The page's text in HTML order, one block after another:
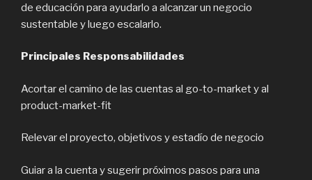
de educación para ayudarlo a alcanzar un negocio
sustentable y luego escalarlo.
Principales Responsabilidades
Acortar el camino de las cuentas al go-to-market y al
product-market-fit
Relevar el proyecto, objetivos y estadío de negocio
Guiar a la cuenta y sugerir próximos pasos para una